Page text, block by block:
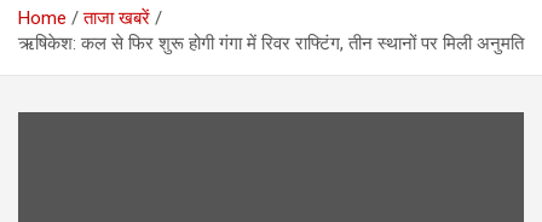
Home
ताजा खबरें
ऋषिकेश: कल से फिर शुरू होगी गंगा में रिवर राफ्टिंग, तीन स्थानों पर मिली अनुमति